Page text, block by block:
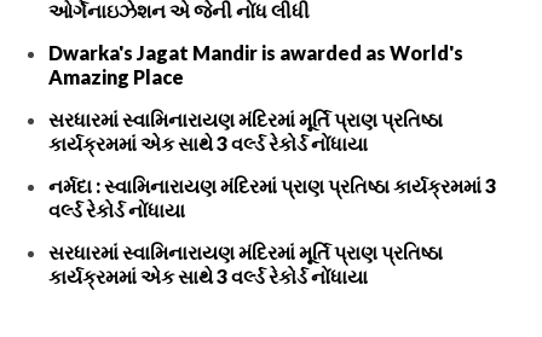
ઓર્ગેનાઇઝેશન એ જેની નોંધ લીધી
Dwarka's Jagat Mandir is awarded as World's
Amazing Place
સરધારમાં સ્વામિનારાયણ મંદિરમાં મૂર્તિ પ્રાણ પ્રતિષ્ઠા
કાર્યક્રમમાં એક સાથે 3 વર્લ્ડ રેકોર્ડ નોંધાયા
નર્મદા : સ્વામિનારાયણ મંદિરમાં પ્રાણ પ્રતિષ્ઠા કાર્યક્રમમાં 3
વર્લ્ડ રેકોર્ડ નોંધાયા
સરધારમાં સ્વામિનારાયણ મંદિરમાં મૂર્તિ પ્રાણ પ્રતિષ્ઠા
કાર્યક્રમમાં એક સાથે 3 વર્લ્ડ રેકોર્ડ નોંધાયા